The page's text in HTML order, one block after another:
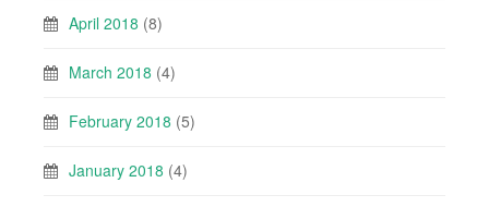
April 2018 (8)
March 2018 (4)
February 2018 (5)
January 2018 (4)